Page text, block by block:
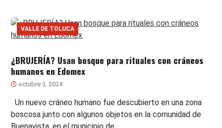
VALLE DE TOLUCA
¿BRUJERÍA? Usan bosque para rituales con cráneos
humanos en Edomex
octubre 3, 2024
Un nuevo cráneo humano fue descubierto en una zona
boscosa junto con algunos objetos en la comunidad de